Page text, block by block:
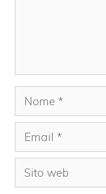
Nome
Email
Sito
web